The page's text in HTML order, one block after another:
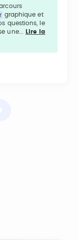
graphique et
questions, le
une...
Lire la